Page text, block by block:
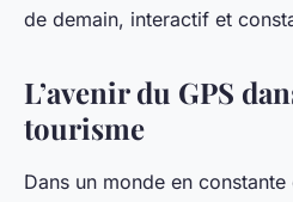
de demain, interactif et
L’avenir du GPS
tourisme
Dans un monde en